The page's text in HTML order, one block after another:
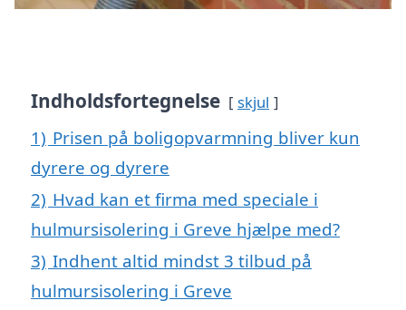
Indholdsfortegnelse skjul
1) Prisen på boligopvarmning bliver kun
dyrere og dyrere
2) Hvad kan et firma med speciale i
hulmursisolering i Greve hjælpe med?
3) Indhent altid mindst 3 tilbud på
hulmursisolering i Greve